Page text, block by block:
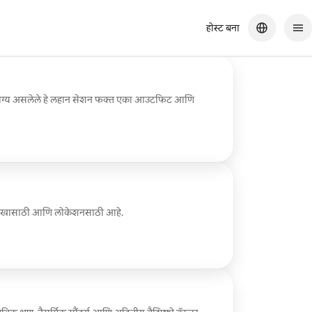
होस्ट बना
असलेले हे लहान सेशन फक्त एका आउटफिट आणि
आणि लोकेशनसाठी आहे.